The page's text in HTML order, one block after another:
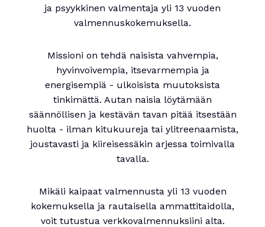
ja psyykkinen valmentaja yli 13 vuoden
valmennuskokemuksella.
Missioni on tehdä naisista vahvempia,
hyvinvoivempia, itsevarmempia ja
energisempiä - ulkoisista muutoksista
tinkimättä. Autan naisia löytämään
säännöllisen ja kestävän tavan pitää itsestään
huolta - ilman kitukuureja tai ylitreenaamista,
joustavasti ja kiireisessäkin arjessa toimivalla
tavalla.
Mikäli kaipaat valmennusta yli 13 vuoden
kokemuksella ja rautaisella ammattitaidolla,
voit tutustua verkkovalmennuksiini alta.